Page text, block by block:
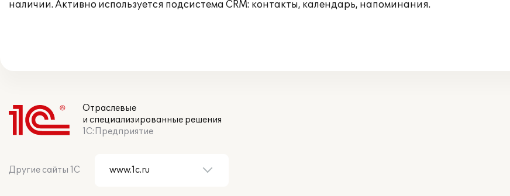
наличии. Активно используется подсистема CRM: контакты, календарь, напоминания.
Отраслевые
и специализированные решения
1С:Предприятие
Другие сайты 1С